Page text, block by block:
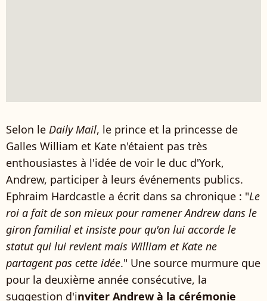
Selon le Daily Mail, le prince et la princesse de
Galles William et Kate n'étaient pas très
enthousiastes à l'idée de voir le duc d'York,
Andrew, participer à leurs événements publics.
Ephraim Hardcastle a écrit dans sa chronique : "Le
roi a fait de son mieux pour ramener Andrew dans le
giron familial et insiste pour qu'on lui accorde le
statut qui lui revient mais William et Kate ne
partagent pas cette idée." Une source murmure que
pour la deuxième année consécutive, la
suggestion d'inviter Andrew à la cérémonie